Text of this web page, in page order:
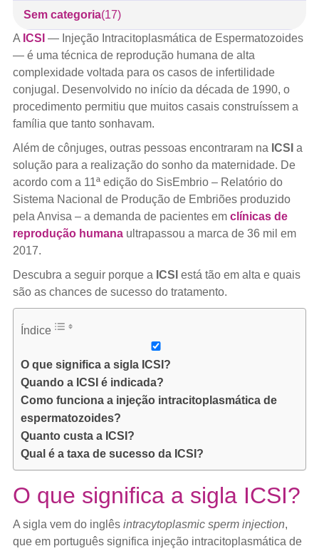
Sem categoria(17)
A ICSI — Injeção Intracitoplasmática de Espermatozoides
— é uma técnica de reprodução humana de alta
complexidade voltada para os casos de infertilidade
conjugal. Desenvolvido no início da década de 1990, o
procedimento permitiu que muitos casais construíssem a
família que tanto sonhavam.
Além de cônjuges, outras pessoas encontraram na ICSI a
solução para a realização do sonho da maternidade. De
acordo com a 11ª edição do SisEmbrio – Relatório do
Sistema Nacional de Produção de Embriões produzido
pela Anvisa – a demanda de pacientes em clínicas de
reprodução humanaultrapassou a marca de 36 mil em
2017.
Descubra a seguir porque a ICSI está tão em alta e quais
são as chances de sucesso do tratamento.
Índice
O que significa a sigla ICSI?
Quando a ICSI é indicada?
Como funciona a injeção intracitoplasmática de
espermatozoides?
Quanto custa a ICSI?
Qual é a taxa de sucesso da ICSI?
O que significa a sigla ICSI?
A sigla vem do inglêsintracytoplasmic sperm injection,
que em português significa injeção intracitoplasmática de